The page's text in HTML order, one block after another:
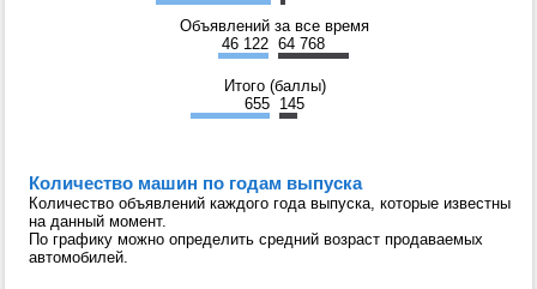
Объявлений за все время
46 122 64 768
Итого (баллы)
655 145
Количество машин по годам выпуска
Количество объявлений каждого года выпуска, которые известны
на данный момент.
По графику можно определить средний возраст продаваемых
автомобилей.